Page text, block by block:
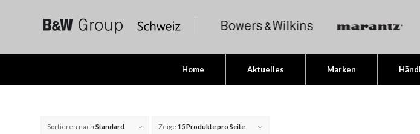
Home Aktuelles Marken
Sortieren nach Standard Zeige 15 Produkte pro Seite